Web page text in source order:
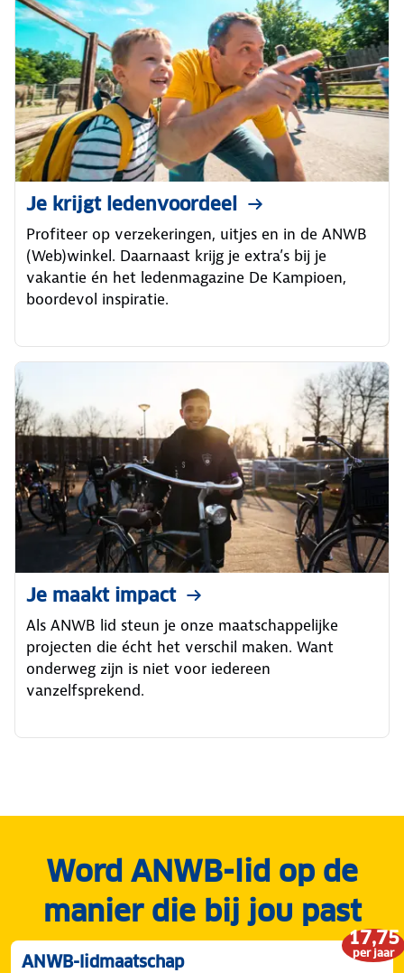
Je krijgt ledenvoordeel
Profiteer op verzekeringen, uitjes en in de ANWB
(Web)winkel. Daarnaast krijg je extra’s bij je
vakantie én het ledenmagazine De Kampioen,
boordevol inspiratie.
Je maakt impact
Als ANWB lid steun je onze maatschappelijke
projecten die écht het verschil maken. Want
onderweg zijn is niet voor iedereen
vanzelfsprekend.
Word ANWB-lid op de
manier die bij jou past
17,75
per jaar
ANWB-lidmaatschap